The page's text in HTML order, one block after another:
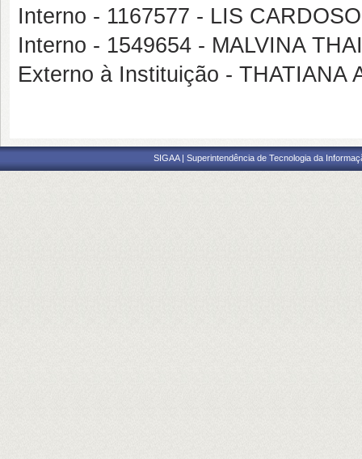
Interno - 1167577 - LIS
Interno - 1549654 - MALVINA
Externo à Instituição - THATIANA
SIGAA | Superintendência de Tecnologia da